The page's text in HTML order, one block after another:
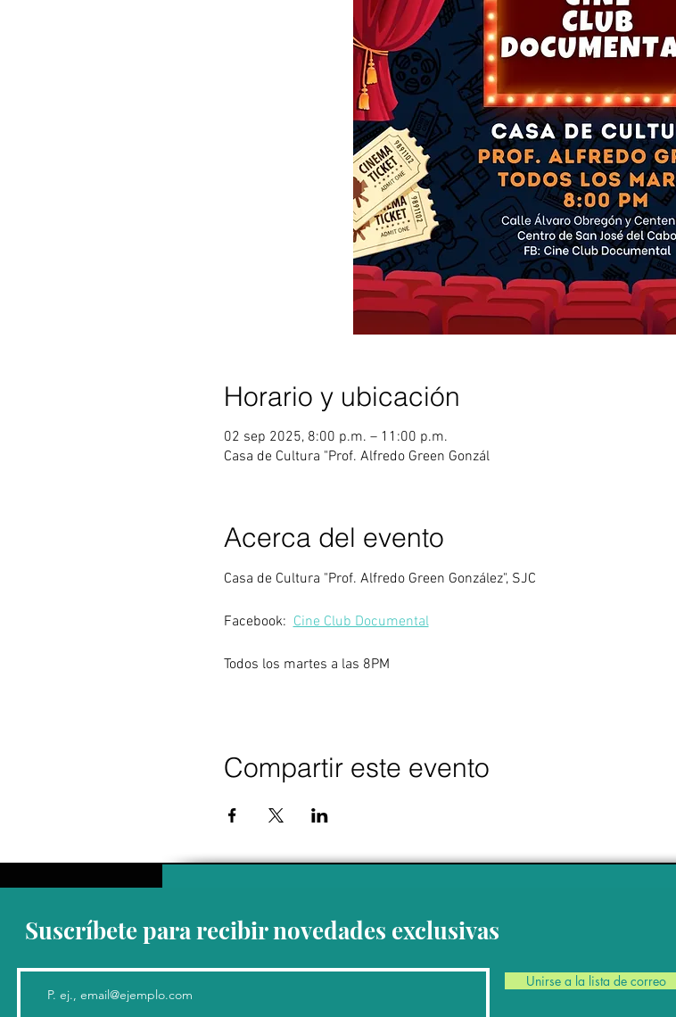
Horario y ubicación
02 sep 2025, 8:00 p.m. – 11:00 p.m.
Casa de Cultura "Prof. Alfredo Green Gonzál
Acerca del evento
Casa de Cultura "Prof. Alfredo Green González", SJC
Facebook: Cine Club Documental
Todos los martes a las 8PM
Compartir este evento
Suscríbete para recibir novedades exclusivas
Unirse a la lista de correo